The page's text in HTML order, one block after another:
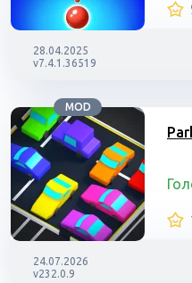
28.04.2025
v7.4.1.36519
MOD
24.07.2026
v232.0.9